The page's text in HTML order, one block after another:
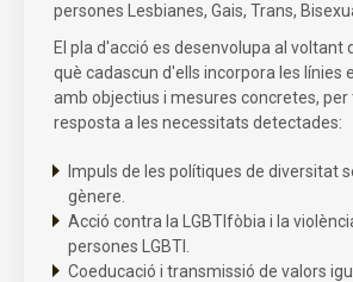
persones Lesbianes, Gais, Trans,
El pla d'acció es desenvolupa al voltant
què cadascun d'ells incorpora les línies
amb objectius i mesures concretes, per
resposta a les necessitats detectades:
Impuls de les polítiques de diversitat
gènere.
Acció contra la LGBTIfòbia i la
persones LGBTI.
Coeducació i transmissió de valors